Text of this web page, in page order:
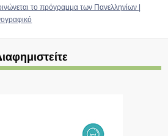
το πρόγραμμα των Πανελληνίων |